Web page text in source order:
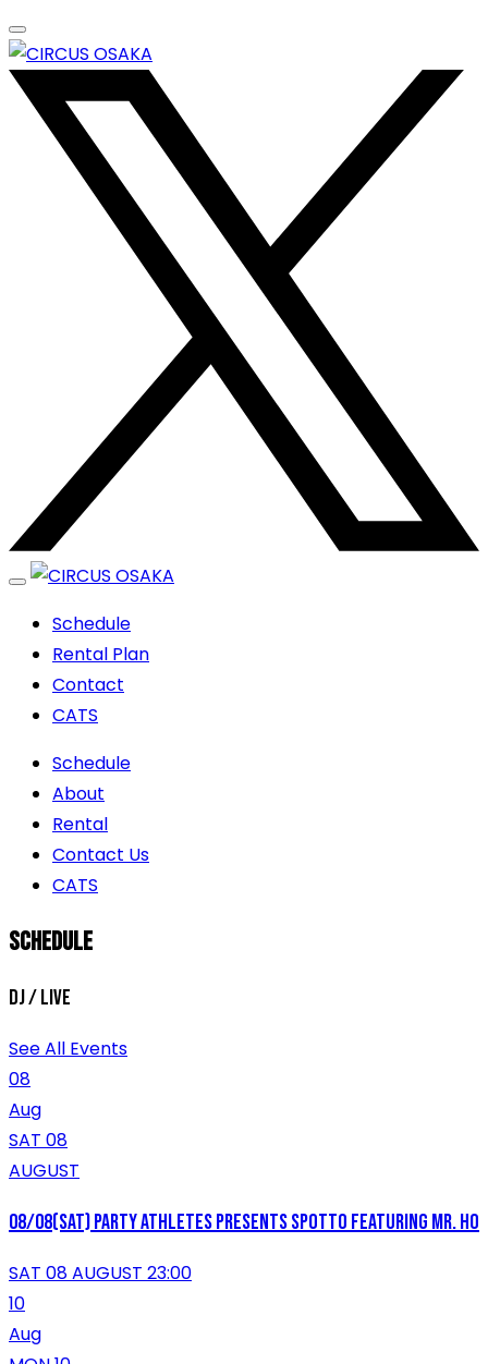
Skip
to
content
エンターテイメントスペース
エンターテイメントスペース
Schedule
Rental Plan
Contact
CATS
Schedule
About
Rental
Contact Us
CATS
SCHEDULE
DJ / LIVE
See All Events
08
Aug
SAT 08
AUGUST
08/08(SAT) PARTY ATHLETES presents SPOTTO featuring Mr. HO
SAT 08 AUGUST 23:00
10
Aug